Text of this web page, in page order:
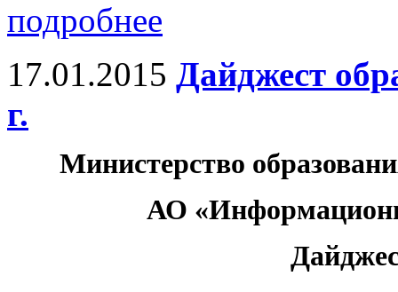
подробнее
17.01.2015 Дайджест
г.
Министерство
АО